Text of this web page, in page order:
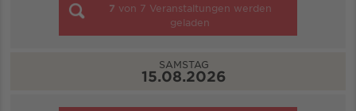
7 von 7 Veranstaltungen werden
geladen
SAMSTAG
15.08.2026